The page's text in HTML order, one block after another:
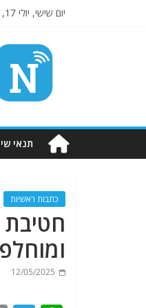
יום שישי, יולי 17, 2026
מודיעין
מהמקורות
תנאי
כתבות ראשיות
12/05/2025